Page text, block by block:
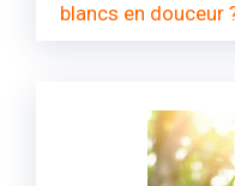
blancs en douceur